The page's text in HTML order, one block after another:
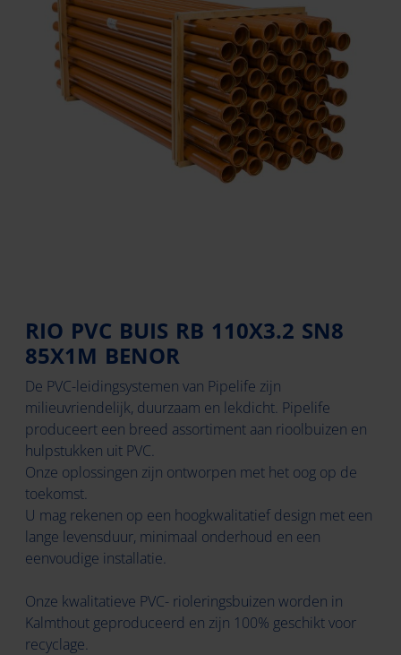
RIO PVC BUIS RB 110X3.2 SN8
85X1M BENOR
De PVC-leidingsystemen van Pipelife zijn
milieuvriendelijk, duurzaam en lekdicht. Pipelife
produceert een breed assortiment aan rioolbuizen en
hulpstukken uit PVC.
Onze oplossingen zijn ontworpen met het oog op de
toekomst.
U mag rekenen op een hoogkwalitatief design met een
lange levensduur, minimaal onderhoud en een
eenvoudige installatie.
Onze kwalitatieve PVC- rioleringsbuizen worden in
Kalmthout geproduceerd en zijn 100% geschikt voor
recyclage.